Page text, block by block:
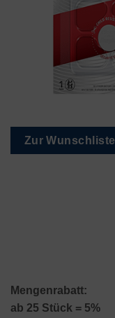
Zur Wunschliste
Mengenrabatt:
ab 25 Stück = 5%